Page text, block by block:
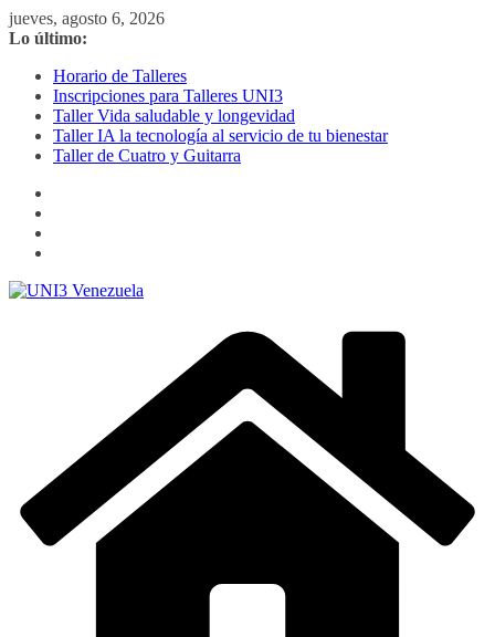
Saltar
al
jueves, agosto 6, 2026
Lo último:
Horario de Talleres
Inscripciones para Talleres UNI3
Taller Vida saludable y longevidad
Taller IA la tecnología al servicio de tu bienestar
Taller de Cuatro y Guitarra